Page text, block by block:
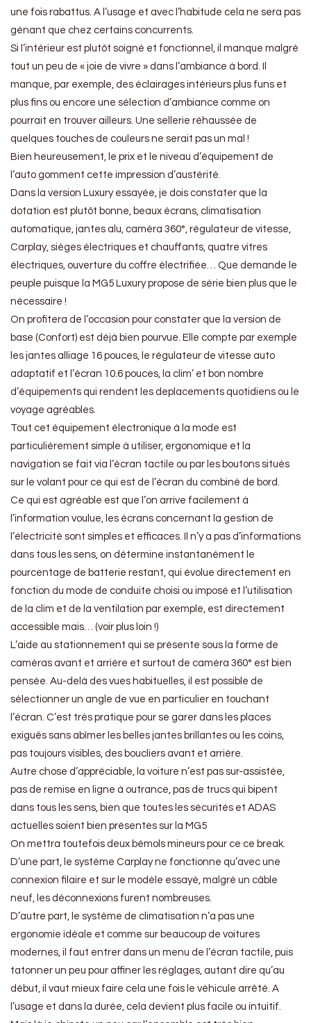
une fois rabattus. A l’usage et avec l’habitude cela ne sera pas
génant que chez certains concurrents.
Si l’intérieur est plutôt soigné et fonctionnel, il manque malgré
tout un peu de « joie de vivre » dans l’ambiance à bord. Il
manque, par exemple, des éclairages intérieurs plus funs et
plus fins ou encore une sélection d’ambiance comme on
pourrait en trouver ailleurs. Une sellerie réhaussée de
quelques touches de couleurs ne serait pas un mal !
Bien heureusement, le prix et le niveau d’équipement de
l’auto gomment cette impression d’austérité.
Dans la version Luxury essayée, je dois constater que la
dotation est plutôt bonne, beaux écrans, climatisation
automatique, jantes alu, caméra 360°, régulateur de vitesse,
Carplay, sièges électriques et chauffants, quatre vitres
électriques, ouverture du coffre électrifiée… Que demande le
peuple puisque la MG5 Luxury propose de série bien plus que le
nécessaire !
On profitera de l’occasion pour constater que la version de
base (Confort) est déjà bien pourvue. Elle compte par exemple
les jantes alliage 16 pouces, le régulateur de vitesse auto
adaptatif et l’écran 10.6 pouces, la clim’ et bon nombre
d’équipements qui rendent les deplacements quotidiens ou le
voyage agréables.
Tout cet équipement électronique à la mode est
particulièrement simple à utiliser, ergonomique et la
navigation se fait via l’écran tactile ou par les boutons situés
sur le volant pour ce qui est de l’écran du combiné de bord.
Ce qui est agréable est que l’on arrive facilement à
l’information voulue, les écrans concernant la gestion de
l’électricité sont simples et efficaces. Il n’y a pas d’informations
dans tous les sens, on détermine instantanément le
pourcentage de batterie restant, qui évolue directement en
fonction du mode de conduite choisi ou imposé et l’utilisation
de la clim et de la ventilation par exemple, est directement
accessible mais… (voir plus loin !)
L’aide au stationnement qui se présente sous la forme de
caméras avant et arrière et surtout de caméra 360° est bien
pensée. Au-delà des vues habituelles, il est possible de
sélectionner un angle de vue en particulier en touchant
l’écran. C’est très pratique pour se garer dans les places
exiguës sans abîmer les belles jantes brillantes ou les coins,
pas toujours visibles, des boucliers avant et arrière.
Autre chose d’appréciable, la voiture n’est pas sur-assistée,
pas de remise en ligne à outrance, pas de trucs qui bipent
dans tous les sens, bien que toutes les sécurités et ADAS
actuelles soient bien présentes sur la MG5
On mettra toutefois deux bémols mineurs pour ce ce break.
D’une part, le système Carplay ne fonctionne qu’avec une
connexion filaire et sur le modèle essayé, malgré un câble
neuf, les déconnexions furent nombreuses.
D’autre part, le système de climatisation n’a pas une
ergonomie idéale et comme sur beaucoup de voitures
modernes, il faut entrer dans un menu de l’écran tactile, puis
tatonner un peu pour affiner les réglages, autant dire qu’au
début, il vaut mieux faire cela une fois le véhicule arrêté. A
l’usage et dans la durée, cela devient plus facile ou intuitif.